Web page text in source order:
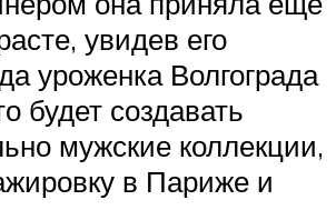
увидев его
уроженка Волгограда
будет создавать
мужские коллекции,
в Париже и